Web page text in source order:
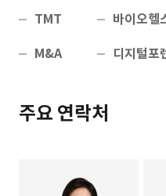
TMT 바이오헬
M&A 디지털포
주요 연락처